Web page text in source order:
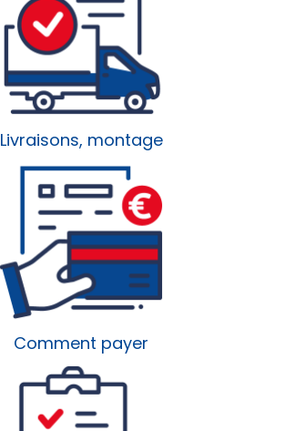
Livraisons, montage
Comment payer